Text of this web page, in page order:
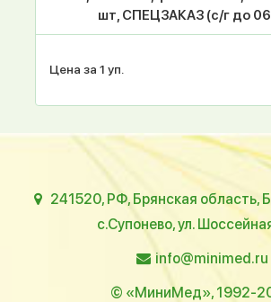
шт, СПЕЦЗАКАЗ (с/г до
Цена за 1 уп.
241520, РФ, Брянская область,
с.Супонево, ул.
info@minimed.ru
© «МиниМед», 1992-